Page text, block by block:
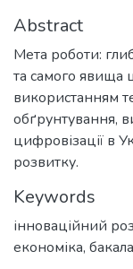
Abstract
Мета роботи:
та самого явища
використанням
обґрунтування,
цифровізації в
розвитку.
Keywords
інноваційний
економіка,